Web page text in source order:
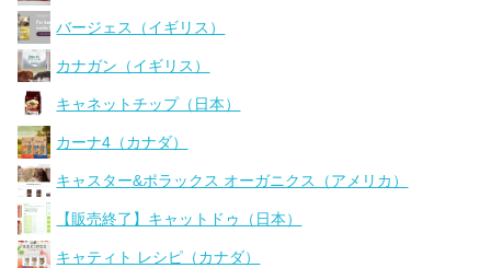
バージェス（イギリス）
カナガン（イギリス）
キャネットチップ（日本）
カーナ4（カナダ）
キャスター&ポラックス オーガニクス（アメリカ）
【販売終了】キャットドゥ（日本）
キャティト レシピ（カナダ）